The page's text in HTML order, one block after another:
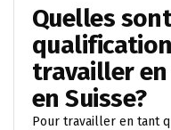
Quelles
travailler
en Suisse?
Pour travailler en tant